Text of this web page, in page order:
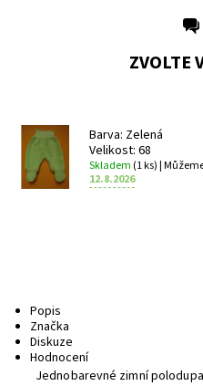
ZVOLTE
Barva: Zelená
Velikost: 68
Skladem (1 ks)|
12.8.2026
Popis
Značka
Diskuze
Hodnocení
Jednobarevné zimní